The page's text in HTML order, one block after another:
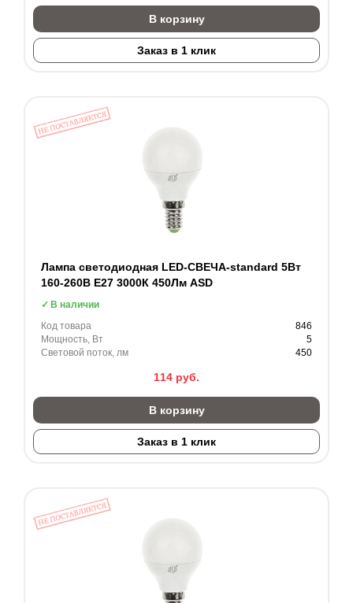
В корзину
Заказ в 1 клик
Лампа светодиодная LED-СВЕЧА-standard 5Вт
160-260В Е27 3000К 450Лм ASD
В наличии
Код товара
846
Мощность, Вт
5
Световой поток, лм
450
114 руб.
В корзину
Заказ в 1 клик